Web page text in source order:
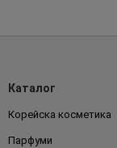
Каталог
Корейска косметика
Парфуми